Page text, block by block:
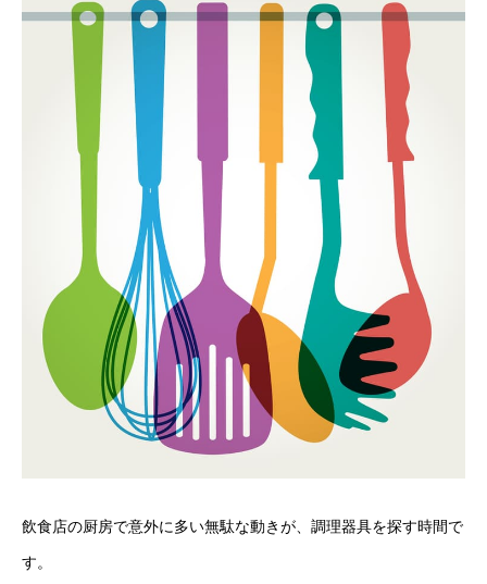
飲食店の厨房で意外に多い無駄な動きが、調理器具を探す時間で
す。